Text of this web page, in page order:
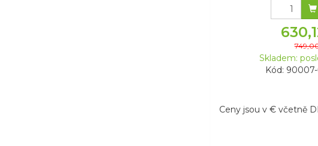
Skladem:
Kód:
Ceny jsou v € včetně